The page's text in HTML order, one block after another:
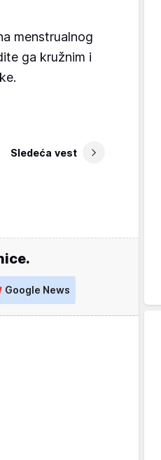
menstrualnog
ga kružnim i
Sledeća vest
Google News